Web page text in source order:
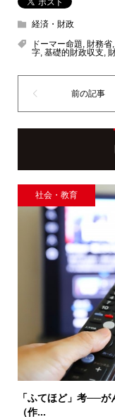
経済・財政
ドーマー命題, 財務省,
字, 基礎的財政収支,
社会・教育
「ふてほど」考──
（作...